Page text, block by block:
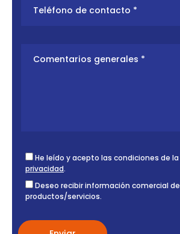
He leído y acepto las condiciones de la
privacidad.
Deseo recibir información comercial de
productos/servicios.